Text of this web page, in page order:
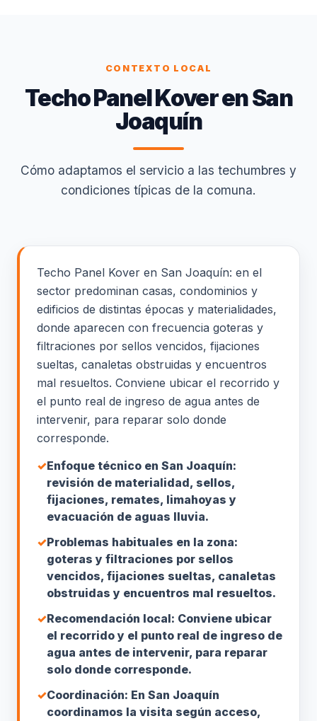
CONTEXTO LOCAL
Techo Panel Kover en San
Joaquín
Cómo adaptamos el servicio a las techumbres y
condiciones típicas de la comuna.
Techo Panel Kover en San Joaquín: en el
sector predominan casas, condominios y
edificios de distintas épocas y materialidades,
donde aparecen con frecuencia goteras y
filtraciones por sellos vencidos, fijaciones
sueltas, canaletas obstruidas y encuentros
mal resueltos. Conviene ubicar el recorrido y
el punto real de ingreso de agua antes de
intervenir, para reparar solo donde
corresponde.
✓Enfoque técnico en San Joaquín:
revisión de materialidad, sellos,
fijaciones, remates, limahoyas y
evacuación de aguas lluvia.
✓Problemas habituales en la zona:
goteras y filtraciones por sellos
vencidos, fijaciones sueltas, canaletas
obstruidas y encuentros mal resueltos.
✓Recomendación local: Conviene ubicar
el recorrido y el punto real de ingreso de
agua antes de intervenir, para reparar
solo donde corresponde.
✓Coordinación: En San Joaquín
coordinamos la visita según acceso,